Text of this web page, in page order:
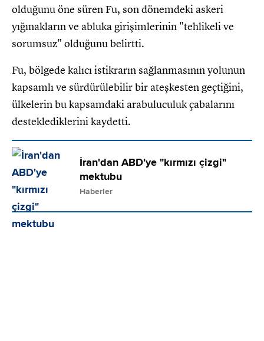
olduğunu öne süren Fu, son dönemdeki askeri
yığınakların ve abluka girişimlerinin "tehlikeli ve
sorumsuz" olduğunu belirtti.
Fu, bölgede kalıcı istikrarın sağlanmasının yolunun
kapsamlı ve sürdürülebilir bir ateşkesten geçtiğini,
ülkelerin bu kapsamdaki arabuluculuk çabalarını
desteklediklerini kaydetti.
İran'dan ABD'ye "kırmızı çizgi"
mektubu
Haberler